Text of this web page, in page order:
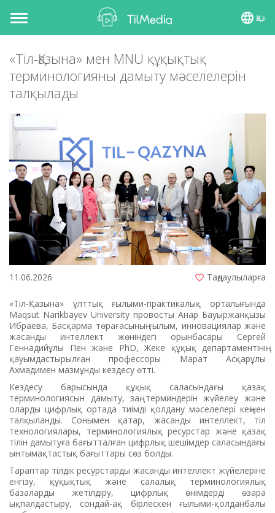
Toggle
navigation
Қаз
«Тіл-Қазына» мен MNU құқықтық
терминологияны дамыту мәселелерін
талқылады
11.06.2026 Таңдаулыларға
«Тіл-Қазына» ұлттық ғылыми-практикалық орталығында
Maqsut Narikbayev University провосты Анар Бауыржанқызы
Ибраева, Басқарма төрағасының ғылым, инновациялар және
жасанды интеллект жөніндегі орынбасары Сергей
Геннадийұлы Пен және PhD, Жеке құқық департаментінің
қауымдастырылған профессоры Марат Асқарұлы
Ахмадимен мазмұнды кездесу өтті.
Кездесу барысында құқық саласындағы қазақ
терминологиясын дамыту, заң терминдерін жүйелеу және
оларды цифрлық ортада тиімді қолдану мәселелері кеңінен
талқыланды. Сонымен қатар, жасанды интеллект, тіл
технологиялары, терминологиялық ресурстар және қазақ
тілін дамытуға бағытталған цифрлық шешімдер саласындағы
ынтымақтастық бағыттары сөз болды.
Тараптар тілдік ресурстарды жасанды интеллект жүйелеріне
енгізу, құқықтық және салалық терминологиялық
базаларды жетілдіру, цифрлық өнімдерді өзара
ықпалдастыру, сондай-ақ бірлескен ғылыми-қолданбалы